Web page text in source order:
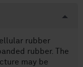
rubber
rubber. The
may be